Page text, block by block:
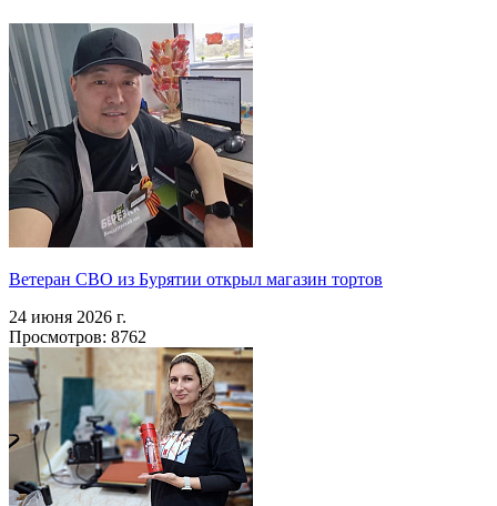
Ветеран СВО из Бурятии открыл магазин тортов
24 июня 2026 г.
Просмотров: 8762